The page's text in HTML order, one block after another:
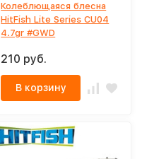
Колеблющаяся блесна
HitFish Lite Series CU04
4.7gr #GWD
210 руб.
В корзину